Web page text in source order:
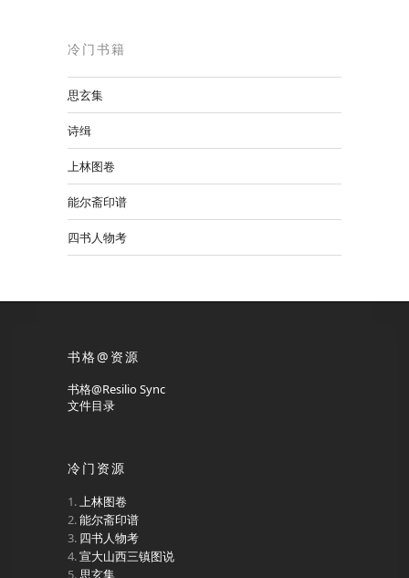
冷门书籍
思玄集
诗缉
上林图卷
能尔斋印谱
四书人物考
书格@资源
书格@Resilio Sync
文件目录
冷门资源
上林图卷
能尔斋印谱
四书人物考
宣大山西三镇图说
思玄集